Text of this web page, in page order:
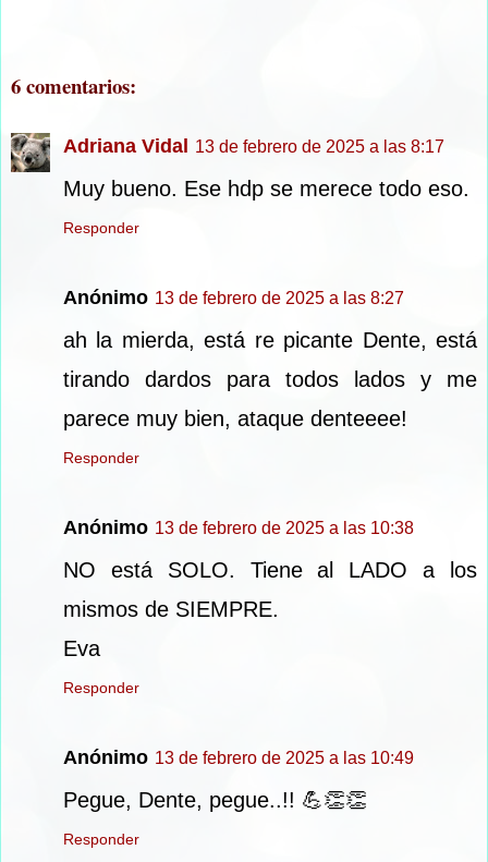
6 comentarios:
Adriana Vidal 13 de febrero de 2025 a las 8:17
Muy bueno. Ese hdp se merece todo eso.
Responder
Anónimo 13 de febrero de 2025 a las 8:27
ah la mierda, está re picante Dente, está
tirando dardos para todos lados y me
parece muy bien, ataque denteeee!
Responder
Anónimo 13 de febrero de 2025 a las 10:38
NO está SOLO. Tiene al LADO a los
mismos de SIEMPRE.
Eva
Responder
Anónimo 13 de febrero de 2025 a las 10:49
Pegue, Dente, pegue..!! 💪👏👏
Responder